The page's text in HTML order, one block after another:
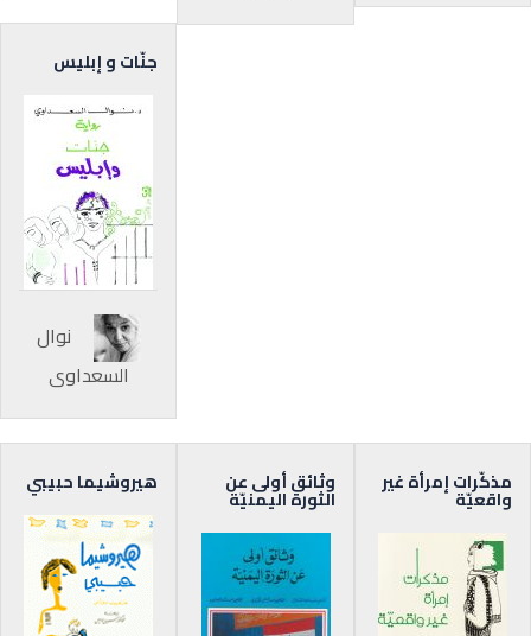
جنّات و إبليس
نوال
السعداوي
مذكّرات إمرأة غير
واقعيّة
وثائق أولى عن
الثورة اليمنيّة
هيروشيما حبيبي